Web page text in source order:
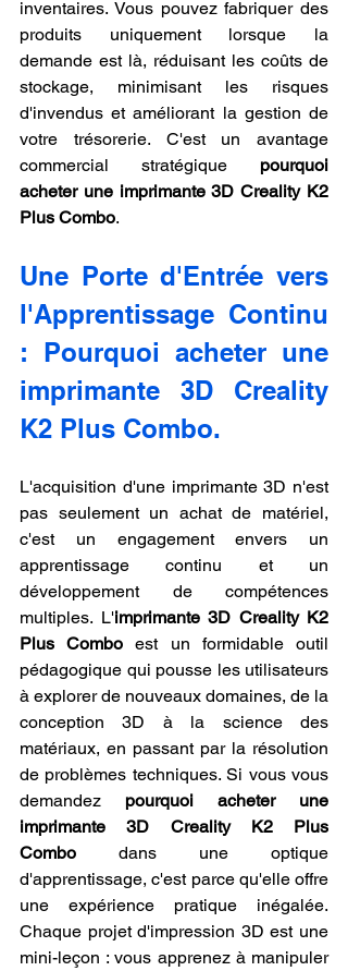
inventaires. Vous pouvez fabriquer des
produits uniquement lorsque la
demande est là, réduisant les coûts de
stockage, minimisant les risques
d'invendus et améliorant la gestion de
votre trésorerie. C'est un avantage
commercial stratégique pourquoi
acheter une imprimante 3D Creality K2
Plus Combo.
Une Porte d'Entrée vers
l'Apprentissage Continu
: Pourquoi acheter une
imprimante 3D Creality
K2 Plus Combo.
L'acquisition d'une imprimante 3D n'est
pas seulement un achat de matériel,
c'est un engagement envers un
apprentissage continu et un
développement de compétences
multiples. L'imprimante 3D Creality K2
Plus Combo est un formidable outil
pédagogique qui pousse les utilisateurs
à explorer de nouveaux domaines, de la
conception 3D à la science des
matériaux, en passant par la résolution
de problèmes techniques. Si vous vous
demandez pourquoi acheter une
imprimante 3D Creality K2 Plus
Combo dans une optique
d'apprentissage, c'est parce qu'elle offre
une expérience pratique inégalée.
Chaque projet d'impression 3D est une
mini-leçon : vous apprenez à manipuler